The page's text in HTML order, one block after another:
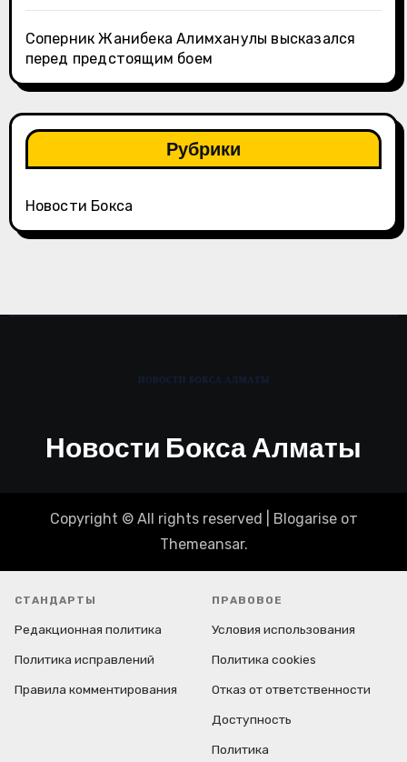
Соперник Жанибека Алимханулы высказался
перед предстоящим боем
Рубрики
Новости Бокса
Новости Бокса Алматы
Copyright © All rights reserved Blogariseот
Themeansar.
СТАНДАРТЫ
Редакционная политика
Политика исправлений
Правила комментирования
ПРАВОВОЕ
Условия использования
Политика cookies
Отказ от ответственности
Доступность
Политика